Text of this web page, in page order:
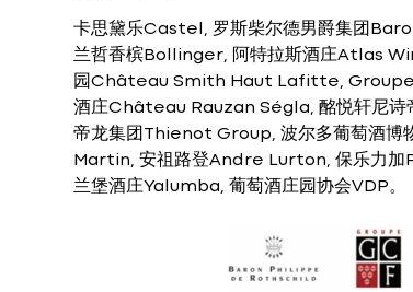
卡思黛乐Castel, 罗斯柴尔德男爵集团
兰哲香槟Bollinger, 阿特拉斯酒庄Atlas
园Château Smith Haut Lafitte, Groupe
酒庄Château Rauzan Ségla, 酩悦轩尼
帝龙集团Thienot Group, 波尔多葡萄酒
Martin, 安祖路登Andre Lurton, 保乐力
兰堡酒庄Yalumba, 葡萄酒庄园协会VDP。